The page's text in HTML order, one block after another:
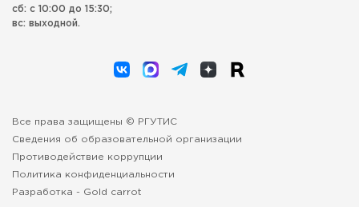
сб: с 10:00 до 15:30;
вс: выходной.
Все права защищены © РГУТИС
Сведения об образовательной организации
Противодействие коррупции
Политика конфиденциальности
Разработка - Gold carrot